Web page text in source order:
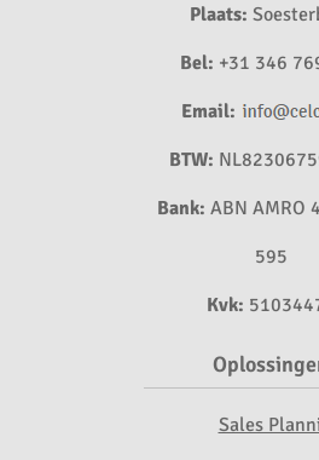
Plaats:
Bel: +31 346
Email:
BTW:
Bank: ABN AMRO
595
Kvk:
Sales